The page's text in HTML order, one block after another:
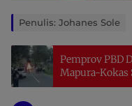
Penulis: Johanes Sole
Pemprov PBD
Mapura-Kokas
Kumurkek